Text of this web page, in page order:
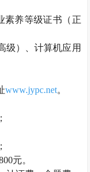
素养等级证书（正
级）、计算机应用
www.jypc.net。
元。